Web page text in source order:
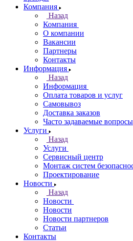
Компания
Назад
Компания
О компании
Вакансии
Партнеры
Контакты
Информация
Назад
Информация
Оплата товаров и услуг
Самовывоз
Доставка заказов
Часто задаваемые вопросы
Услуги
Назад
Услуги
Сервисный центр
Монтаж систем
Проектирование
Новости
Назад
Новости
Новости
Новости партнеров
Статьи
Контакты